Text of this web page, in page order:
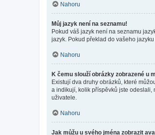
Nahoru
Můj jazyk není na seznamu!
Pokud váš jazyk není na seznamu
jazyk. Pokud překlad do vašeho
Nahoru
K čemu slouží obrázky zobrazené u
Existují dva druhy obrázků, které
a indikují, kolik příspěvků jste odeslali,
uživatele.
Nahoru
Jak můžu u svého jména zobrazit